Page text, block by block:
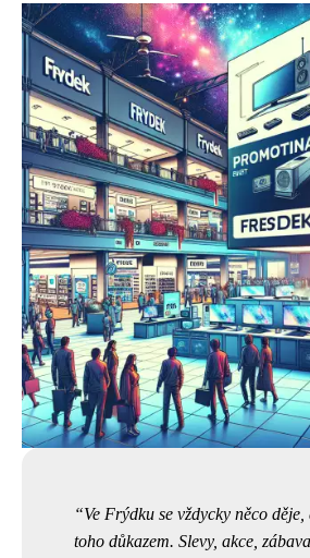
Ve Frýdku se vždycky něco
toho důkazem. Slevy, akce,